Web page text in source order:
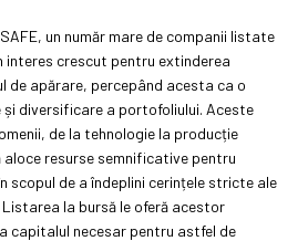
un număr mare de companii listate
interes crescut pentru extinderea
de apărare, percepând acesta ca o
diversificare a portofoliului. Aceste
de la tehnologie la producție
resurse semnificative pentru
scopul de a îndeplini cerințele stricte ale
la bursă le oferă acestor
capitalul necesar pentru astfel de